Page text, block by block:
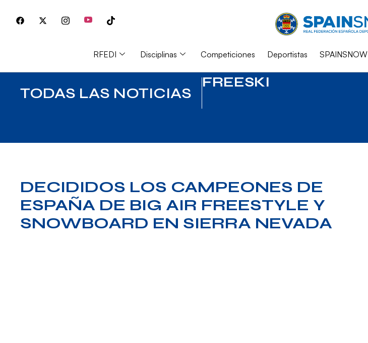
RFEDI Disciplinas Competiciones Deportistas SPAINSNOW
TODAS LAS NOTICIAS
FREESKI
DECIDIDOS LOS CAMPEONES DE
ESPAÑA DE BIG AIR FREESTYLE Y
SNOWBOARD EN SIERRA NEVADA